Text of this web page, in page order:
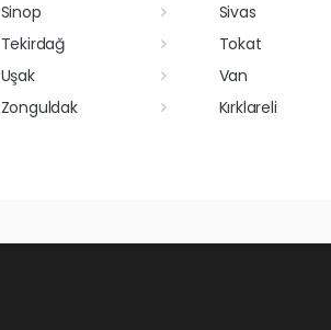
Sinop
Sivas
Tekirdağ
Tokat
Uşak
Van
Zonguldak
Kırklareli